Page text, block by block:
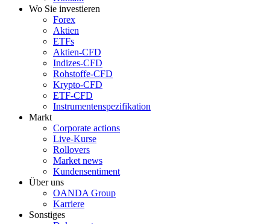
Wo Sie investieren
Forex
Aktien
ETFs
Aktien-CFD
Indizes-CFD
Rohstoffe-CFD
Krypto-CFD
ETF-CFD
Instrumentenspezifikation
Markt
Corporate actions
Live-Kurse
Rollovers
Market news
Kundensentiment
Über uns
OANDA Group
Karriere
Sonstiges